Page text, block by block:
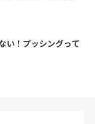
い！プッシングって